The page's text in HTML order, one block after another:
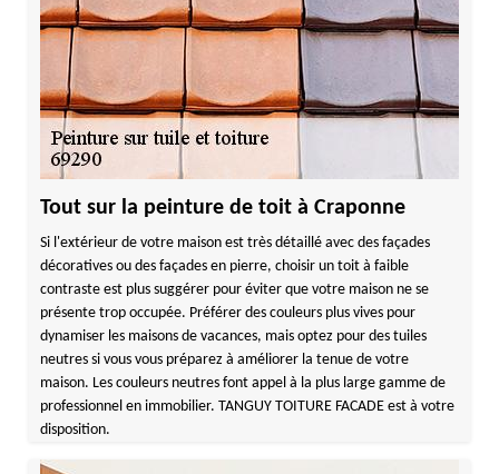
Tout sur la peinture de toit à Craponne
Si l'extérieur de votre maison est très détaillé avec des façades
décoratives ou des façades en pierre, choisir un toit à faible
contraste est plus suggérer pour éviter que votre maison ne se
présente trop occupée. Préférer des couleurs plus vives pour
dynamiser les maisons de vacances, mais optez pour des tuiles
neutres si vous vous préparez à améliorer la tenue de votre
maison. Les couleurs neutres font appel à la plus large gamme de
professionnel en immobilier. TANGUY TOITURE FACADE est à votre
disposition.